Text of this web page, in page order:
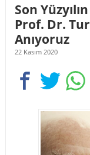
Son
Prof. Dr.
Anıyoruz
22 Kasım 2020